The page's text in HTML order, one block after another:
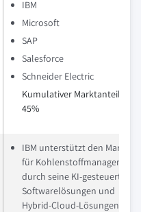
IBM
Microsoft
SAP
Salesforce
Schneider Electric
Kumulativer Marktanteil von
45%
IBM unterstützt den Markt
für Kohlenstoffmanagement
durch seine KI-gesteuerten
Softwarelösungen und
Hybrid-Cloud-Lösungen, die